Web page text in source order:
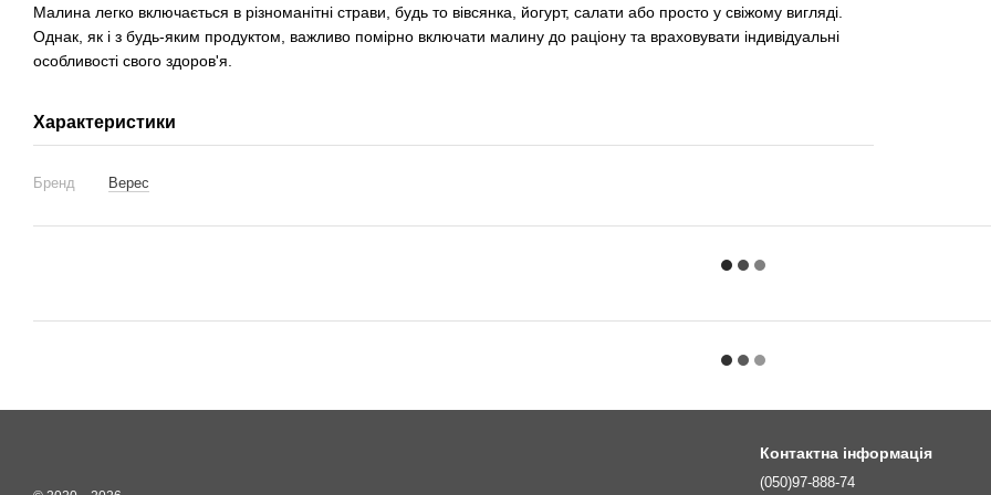
Малина легко включається в різноманітні страви, будь то вівсянка, йогурт, салати або просто у свіжому вигляді.
Однак, як і з будь-яким продуктом, важливо помірно включати малину до раціону та враховувати індивідуальні
особливості свого здоров'я.
Характеристики
Бренд Верес
Контактна інформація
(050)97-888-74